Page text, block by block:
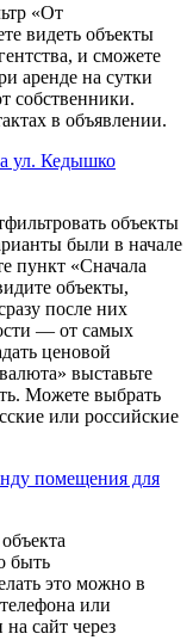
«От
видеть объекты
и сможете
аренде на сутки
собственники.
в объявлении.
ул. Кедышко
объекты
были в начале
пункт «Сначала
объекты,
после них
— от самых
ценовой
выставьте
Можете выбрать
или российские
помещения для
быть
это можно в
или
сайт через